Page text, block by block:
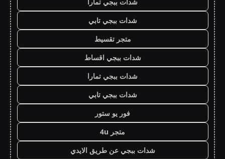
شدات ببجي تابي
متجر تقسيط
شدات ببجي اقساط
شدات ببجي تمارا
شدات ببجي تابي
فور يو ستور
متجر 4u
شدات ببجي عن طريق الايدي